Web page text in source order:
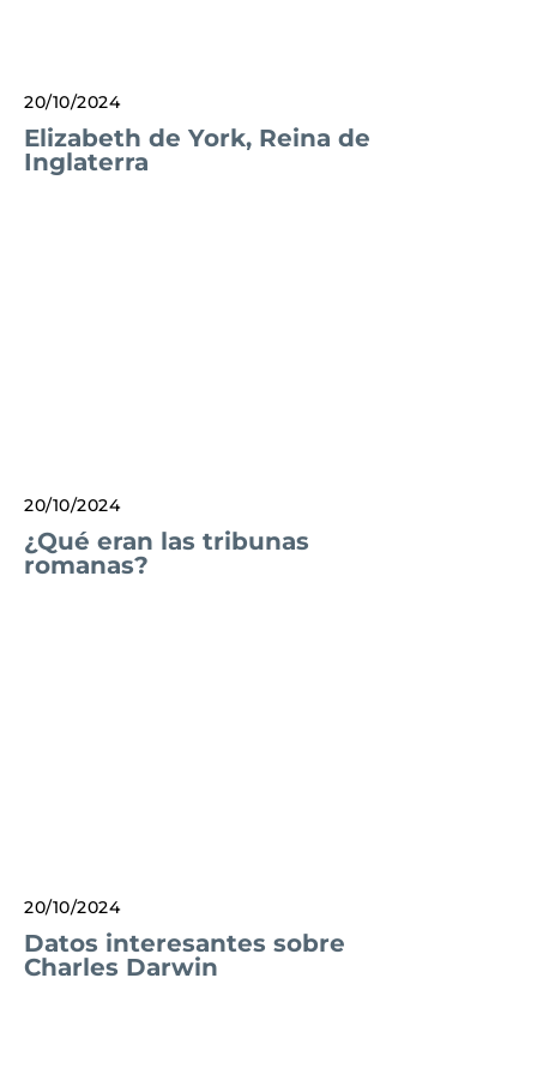
20/10/2024
Elizabeth de York, Reina de
Inglaterra
20/10/2024
¿Qué eran las tribunas
romanas?
20/10/2024
Datos interesantes sobre
Charles Darwin